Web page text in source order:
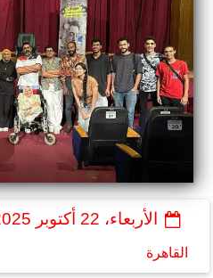
الأربعاء، 22 أكتوبر 2025
القاهرة